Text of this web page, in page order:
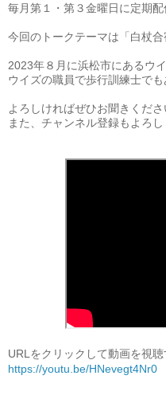
毎月第１・第３金曜日に定期配
今回のトークテーマは「白杖合
2023年８月に浜松市にあるウ
ウイズの職員で歩行訓練士で
よろしければぜひお聞きくださ
また、チャンネル登録もよろし
URLをクリックして動画を視
https://youtu.be/HNevegt4Nr0